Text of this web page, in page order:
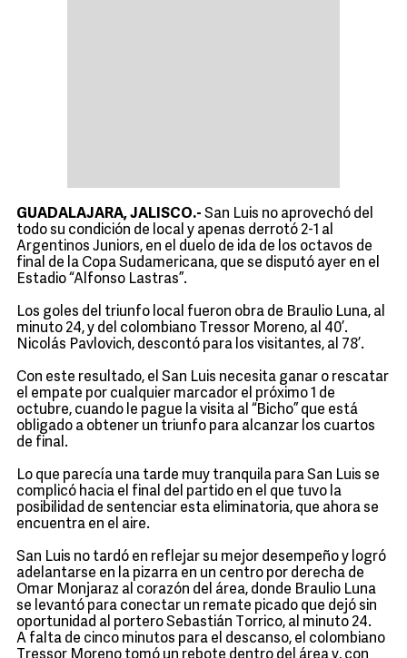
GUADALAJARA, JALISCO.- San Luis no aprovechó del
todo su condición de local y apenas derrotó 2-1 al
Argentinos Juniors, en el duelo de ida de los octavos de
final de la Copa Sudamericana, que se disputó ayer en el
Estadio “Alfonso Lastras”.
Los goles del triunfo local fueron obra de Braulio Luna, al
minuto 24, y del colombiano Tressor Moreno, al 40’.
Nicolás Pavlovich, descontó para los visitantes, al 78’.
Con este resultado, el San Luis necesita ganar o rescatar
el empate por cualquier marcador el próximo 1 de
octubre, cuando le pague la visita al “Bicho” que está
obligado a obtener un triunfo para alcanzar los cuartos
de final.
Lo que parecía una tarde muy tranquila para San Luis se
complicó hacia el final del partido en el que tuvo la
posibilidad de sentenciar esta eliminatoria, que ahora se
encuentra en el aire.
San Luis no tardó en reflejar su mejor desempeño y logró
adelantarse en la pizarra en un centro por derecha de
Omar Monjaraz al corazón del área, donde Braulio Luna
se levantó para conectar un remate picado que dejó sin
oportunidad al portero Sebastián Torrico, al minuto 24.
A falta de cinco minutos para el descanso, el colombiano